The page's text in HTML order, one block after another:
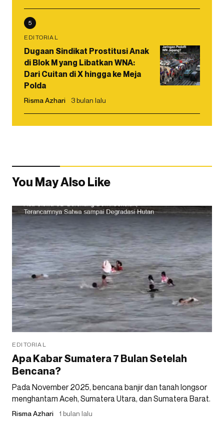
5
EDITORIAL
Dugaan Sindikat Prostitusi Anak
di Blok M yang Libatkan WNA:
Dari Cuitan di X hingga ke Meja
Polda
Risma Azhari 3 bulan lalu
You May Also Like
EDITORIAL
Apa Kabar Sumatera 7 Bulan Setelah
Bencana?
Pada November 2025, bencana banjir dan tanah longsor
menghantam Aceh, Sumatera Utara, dan Sumatera Barat.
Risma Azhari 1 bulan lalu